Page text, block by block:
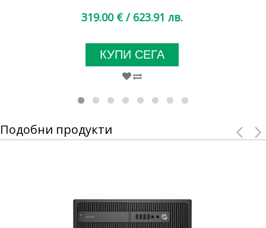
319.00 € / 623.91 лв.
КУПИ СЕГА
Подобни продукти